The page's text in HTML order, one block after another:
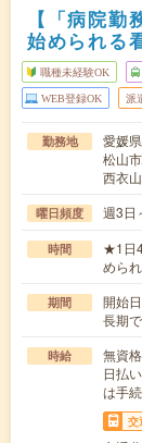
【「病院
始められる
職種未経験OK
WEB登録OK 派
勤務地
愛媛
松山
西衣
曜日頻度 週3日
時間
★1日
めら
期間
開始
長期
時給
無資
日払
は手
交